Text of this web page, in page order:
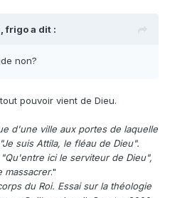
frigoa dit :
non?
pouvoir vient de Dieu.
d'une ville aux portes de laquelle
suis Attila, le fléau de Dieu".
ici le serviteur de Dieu",
massacrer."
du Roi. Essai sur la théologie